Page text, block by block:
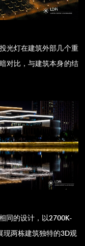
光灯在建筑外部几个重
对比，与建筑本身的结
同的设计，以2700K-
现两栋建筑独特的3D观